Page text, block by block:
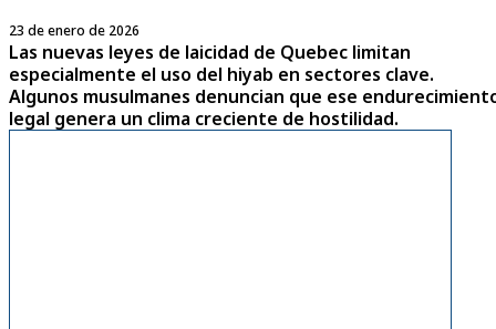
23 de enero de 2026
Las nuevas leyes de laicidad de Quebec limitan
especialmente el uso del hiyab en sectores clave.
Algunos musulmanes denuncian que ese
legal genera un clima creciente de hostilidad.